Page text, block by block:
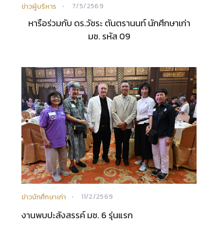
ข่าวผู้บริหาร 7/5/2569
หารือร่วมกับ ดร.วัชระ ตันตรานนท์ นักศึกษาเก่า
มช. รหัส 09
ข่าวนักศึกษาเก่า 11/2/2569
งานพบปะสังสรรค์ มช. 6 รุ่นแรก